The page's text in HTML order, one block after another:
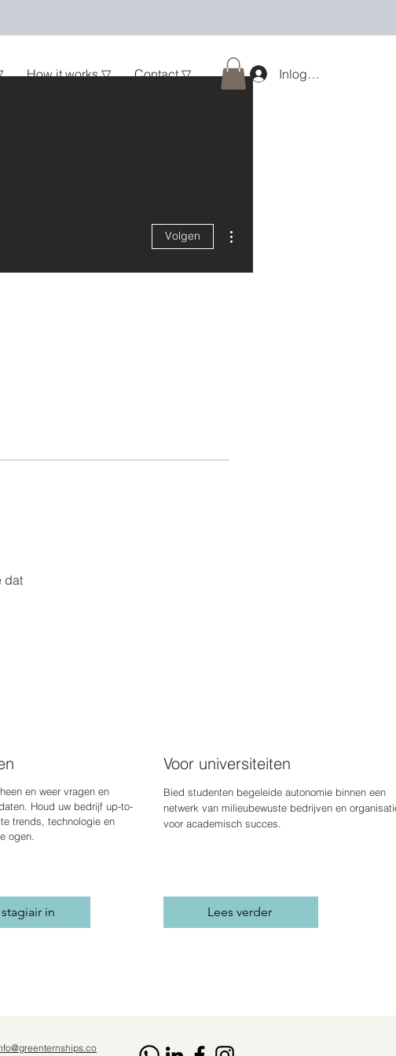
How it works ▽ Contact ▽ Inloggen
dat
Volgen
Voor universiteiten
en weer vragen en
Houd uw bedrijf up-to-
trends, technologie en
ogen.
Bied studenten begeleide autonomie binnen een
netwerk van milieubewuste bedrijven en
voor academisch succes.
in Lees verder